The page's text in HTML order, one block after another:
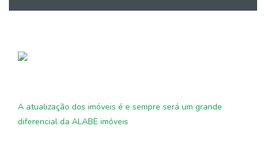
A atualização dos imóveis é e sempre será um grande
diferencial da ALABE imóveis